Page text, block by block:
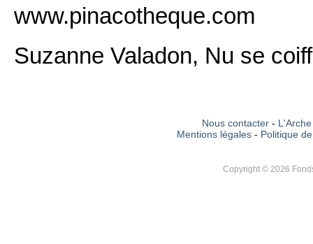
www.pinacotheque.com
Suzanne Valadon, Nu se
Nous contacter-
Mentions légales - Politique
Copyright © 2026